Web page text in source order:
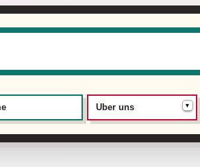
Uber uns ▾